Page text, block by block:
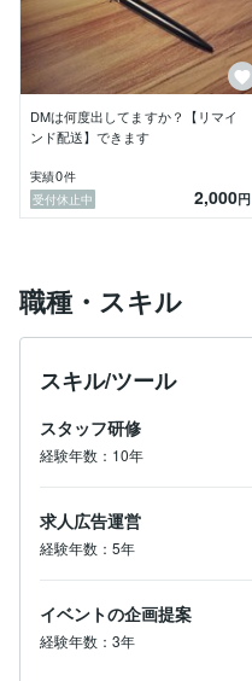
DMは何度出してますか？【リマイ
ンド配送】できます
実績0件
受付休止中
2,000円
職種・スキル
スキル/ツール
スタッフ研修
経験年数：10年
求人広告運営
経験年数：5年
イベントの企画提案
経験年数：3年